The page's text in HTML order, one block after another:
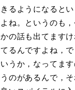
きるようになると
よね。というのも
かの話も出てます
てるんですよね，
いうか，なってま
うのがあるんで，